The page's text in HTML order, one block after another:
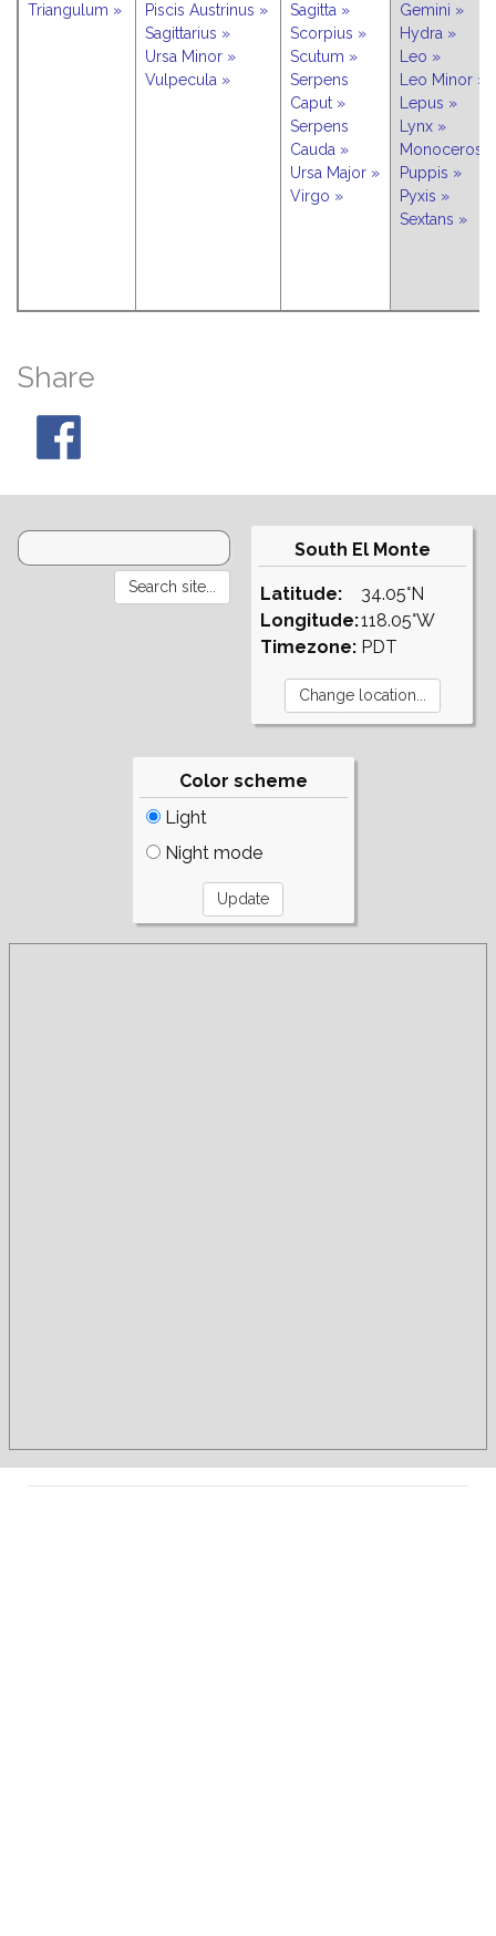
Triangulum »
Piscis Austrinus »
Sagittarius »
Ursa Minor »
Vulpecula »
Sagitta »
Scorpius »
Scutum »
Serpens
Caput »
Serpens
Cauda »
Ursa Major »
Virgo »
Gemini »
Hydra »
Leo »
Leo Minor »
Lepus »
Lynx »
Monoceros »
Puppis »
Pyxis »
Sextans »
Share
South El Monte
Latitude:
Longitude:
Timezone:
34.05°N
118.05°W
PDT
Color scheme
Light
Night mode